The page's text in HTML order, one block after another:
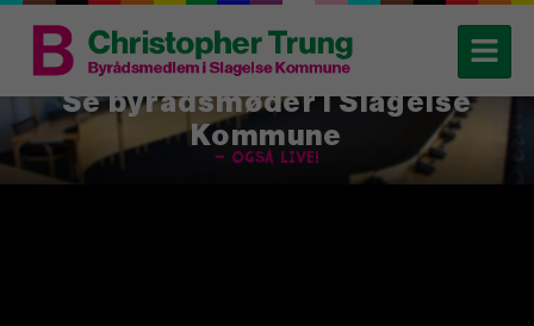
Se byrådsmøder i Slagelse
Kommune
– også live!